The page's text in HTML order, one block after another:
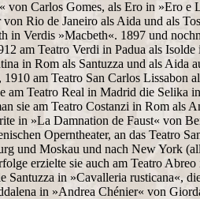
von Carlos Gomes, als Ero in »Ero e
Rio de Janeiro als Aida und als
in Verdis »Macbeth«. 1897 und
am Teatro Verdi in Padua als
in Rom als Santuzza und als Aida
am Teatro San Carlos Lissabon
am Teatro Real in Madrid die Selika
sie am Teatro Costanzi in Rom als
in »La Damnation de Faust« von
Operntheater, an das Teatro
und Moskau und nach New York
erzielte sie auch am Teatro
Santuzza in »Cavalleria rusticana«,
in »Andrea Chénier« von